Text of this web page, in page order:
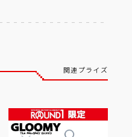
関連プライズ